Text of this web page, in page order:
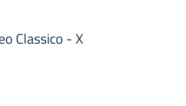
Classico - X